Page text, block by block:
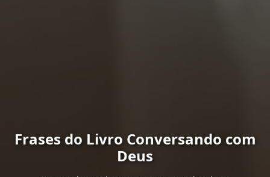
Frases do Livro Conversando com
Deus